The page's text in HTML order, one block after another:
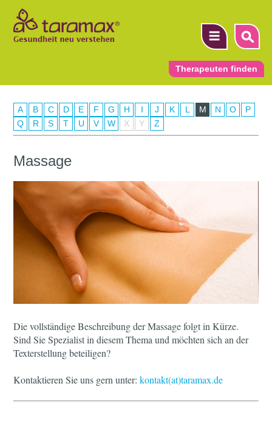
Therapeuten finden
A B C D E F G H I J K L M N O
P
Q
R S T U V W X Y Z
Massage
Die vollständige Beschreibung der Massage folgt in Kürze.
Sind Sie Spezialist in diesem Thema und möchten sich an der
Texterstellung beteiligen?
Kontaktieren Sie uns gern unter:kontakt(at)taramax.de